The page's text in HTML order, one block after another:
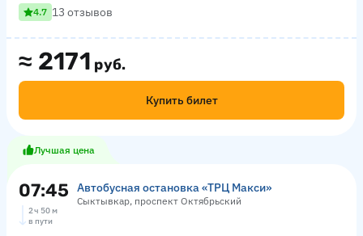
≈ 2171 руб.
Купить билет
4.7 13 отзывов
Лучшая цена
07:45 Автобусная остановка «ТРЦ Макси»
Сыктывкар, проспект Октябрьский
2 ч 50 м
в пути